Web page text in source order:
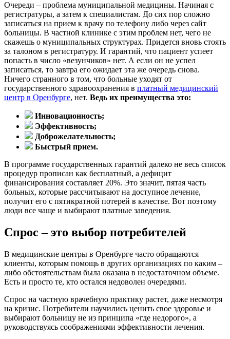
Очереди – проблема муниципальной медицины. Начиная с
регистратуры, а затем к специалистам. До сих пор сложно
записаться на прием к врачу по телефону либо через сайт
больницы. В частной клинике с этим проблем нет, чего не
скажешь о муниципальных структурах. Придется вновь стоять
за талоном в регистратуру. И гарантий, что пациент успеет
попасть в число «везунчиков» нет. А если он не успел
записаться, то завтра его ожидает эта же очередь снова.
Ничего странного в том, что больные уходят от
государственного здравоохранения в платный медицинский
центр в Оренбурге, нет. Ведь их преимущества это:
Инновационность;
Эффективность;
Доброжелательность;
Быстрый прием.
В программе государственных гарантий далеко не весь список
процедур прописан как бесплатный, а дефицит
финансирования составляет 20%. Это значит, пятая часть
больных, которые рассчитывают на доступное лечение,
получит его с пятикратной потерей в качестве. Вот поэтому
люди все чаще и выбирают платные заведения.
Спрос – это выбор потребителей
В медицинские центры в Оренбурге часто обращаются
клиенты, которым помощь в других организациях по каким –
либо обстоятельствам была оказана в недостаточном объеме.
Есть и просто те, кто остался недоволен очередями.
Спрос на частную врачебную практику растет, даже несмотря
на кризис. Потребители научились ценить свое здоровье и
выбирают больницу не из принципа «где недорого», а
руководствуясь соображениями эффективности лечения.